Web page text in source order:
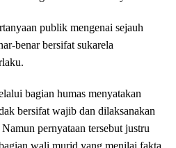
publik mengenai sejauh
benar bersifat sukarela
bagian humas menyatakan
bersifat wajib dan dilaksanakan
pernyataan tersebut justru